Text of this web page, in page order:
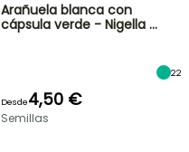
Arañuela blanca con
cápsula verde - Nigella …
22
Desde4,50 €
Semillas